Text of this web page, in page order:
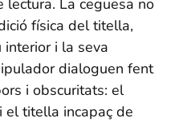
lectura. La ceguesa no
física del titella,
i la seva
dialoguen fent
i obscuritats: el
el titella incapaç de